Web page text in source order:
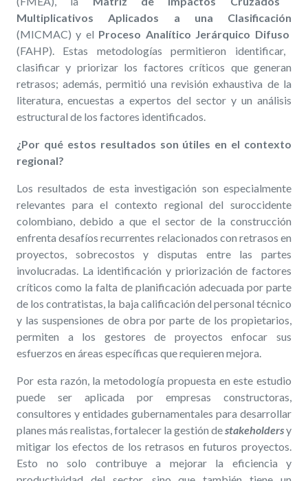
Multiplicativos Aplicados a una Clasificación
(MICMAC) y el Proceso Analítico Jerárquico Difuso
(FAHP). Estas metodologías permitieron identificar,
clasificar y priorizar los factores críticos que generan
retrasos; además, permitió una revisión exhaustiva de la
literatura, encuestas a expertos del sector y un análisis
estructural de los factores identificados.
¿Por qué estos resultados son útiles en el contexto
regional?
Los resultados de esta investigación son especialmente
relevantes para el contexto regional del suroccidente
colombiano, debido a que el sector de la construcción
enfrenta desafíos recurrentes relacionados con retrasos en
proyectos, sobrecostos y disputas entre las partes
involucradas. La identificación y priorización de factores
críticos como la falta de planificación adecuada por parte
de los contratistas, la baja calificación del personal técnico
y las suspensiones de obra por parte de los propietarios,
permiten a los gestores de proyectos enfocar sus
esfuerzos en áreas específicas que requieren mejora.
Por esta razón, la metodología propuesta en este estudio
puede ser aplicada por empresas constructoras,
consultores y entidades gubernamentales para desarrollar
planes más realistas, fortalecer la gestión de stakeholdersy
mitigar los efectos de los retrasos en futuros proyectos.
Esto no solo contribuye a mejorar la eficiencia y